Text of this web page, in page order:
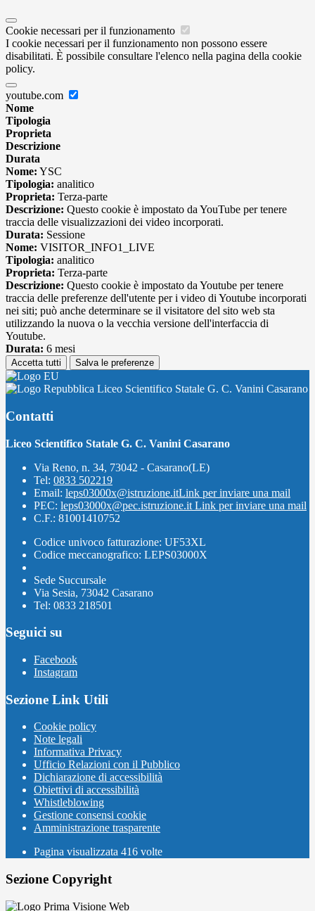
Cookie necessari per il funzionamento
I cookie necessari per il funzionamento non possono essere
disabilitati. È possibile consultare l'elenco nella pagina della cookie
policy.
youtube.com
Nome
Tipologia
Proprieta
Descrizione
Durata
Nome: YSC
Tipologia: analitico
Proprieta: Terza-parte
Descrizione: Questo cookie è impostato da YouTube per tenere
traccia delle visualizzazioni dei video incorporati.
Durata: Sessione
Nome: VISITOR_INFO1_LIVE
Tipologia: analitico
Proprieta: Terza-parte
Descrizione: Questo cookie è impostato da Youtube per tenere
traccia delle preferenze dell'utente per i video di Youtube incorporati
nei siti; può anche determinare se il visitatore del sito web sta
utilizzando la nuova o la vecchia versione dell'interfaccia di
Youtube.
Durata: 6 mesi
Accetta tutti Salva le preferenze
Liceo Scientifico Statale G. C. Vanini Casarano
Contatti
Liceo Scientifico Statale G. C. Vanini Casarano
Via Reno, n. 34, 73042 - Casarano(LE)
Tel: 0833 502219
Email: leps03000x@istruzione.itLink per inviare una mail
PEC: leps03000x@pec.istruzione.it Link per inviare una mail
C.F.: 81001410752
Codice univoco fatturazione: UF53XL
Codice meccanografico: LEPS03000X
Sede Succursale
Via Sesia, 73042 Casarano
Tel: 0833 218501
Seguici su
Facebook
Instagram
Sezione Link Utili
Cookie policy
Note legali
Informativa Privacy
Ufficio Relazioni con il Pubblico
Dichiarazione di accessibilità
Obiettivi di accessibilità
Whistleblowing
Gestione consensi cookie
Amministrazione trasparente
Pagina visualizzata 416 volte
Sezione Copyright